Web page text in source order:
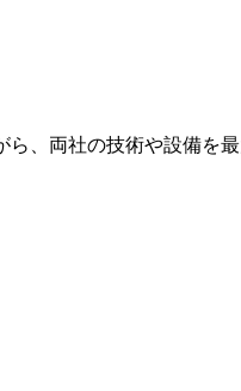
、両社の技術や設備を